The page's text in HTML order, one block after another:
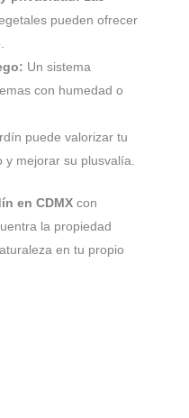
pueden ofrecer
Un sistema
con humedad o
puede valorizar tu
y mejorar su plusvalía.
en CDMX con
la propiedad
en tu propio